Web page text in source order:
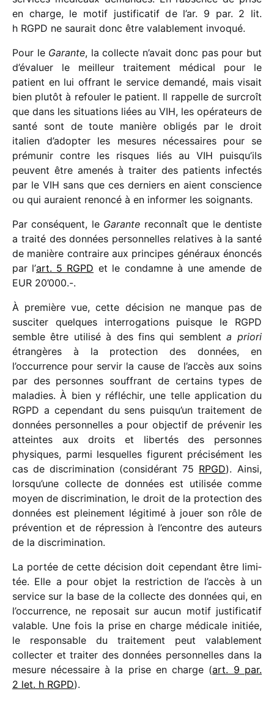
en charge, le motif justi­fi­ca­tif de l’ar. 9 par. 2 lit.
h RGPD ne saurait donc être vala­ble­ment invoqué.
Pour le Garante, la collecte n’avait donc pas pour but
d’évaluer le meilleur trai­te­ment médi­cal pour le
patient en lui offrant le service demandé, mais visait
bien plutôt à refou­ler le patient. Il rappelle de surcroît
que dans les situa­tions liées au VIH, les opéra­teurs de
santé sont de toute manière obli­gés par le droit
italien d’adopter les mesures néces­saires pour se
prému­nir contre les risques liés au VIH puisqu’ils
peuvent être amenés à trai­ter des patients infec­tés
par le VIH sans que ces derniers en aient conscience
ou qui auraient renoncé à en infor­mer les soignants.
Par consé­quent, le Garante recon­naît que le dentiste
a traité des données person­nelles rela­tives à la santé
de manière contraire aux prin­cipes géné­raux énon­cés
par l’art. 5 RGPD et le condamne à une amende de
EUR 20’000.-.
À première vue, cette déci­sion ne manque pas de
susci­ter quelques inter­ro­ga­tions puisque le RGPD
semble être utilisé à des fins qui semblent a priori
étran­gères à la protec­tion des données, en
l’occurrence pour servir la cause de l’accès aux soins
par des personnes souf­frant de certains types de
mala­dies. À bien y réflé­chir, une telle appli­ca­tion du
RGPD a cepen­dant du sens puisqu’un trai­te­ment de
données person­nelles a pour objec­tif de préve­nir les
atteintes aux droits et liber­tés des personnes
physiques, parmi lesquelles figurent préci­sé­ment les
cas de discri­mi­na­tion (consi­dé­rant 75 RPGD). Ainsi,
lorsqu’une collecte de données est utili­sée comme
moyen de discri­mi­na­tion, le droit de la protec­tion des
données est plei­ne­ment légi­timé à jouer son rôle de
préven­tion et de répres­sion à l’encontre des auteurs
de la discrimination.
La portée de cette déci­sion doit cepen­dant être limi­
tée. Elle a pour objet la restric­tion de l’accès à un
service sur la base de la collecte des données qui, en
l’occurrence, ne repo­sait sur aucun motif justi­fi­ca­tif
valable. Une fois la prise en charge médi­cale initiée,
le respon­sable du trai­te­ment peut vala­ble­ment
collec­ter et trai­ter des données person­nelles dans la
mesure néces­saire à la prise en charge (art. 9 par.
2 let. h RGPD).